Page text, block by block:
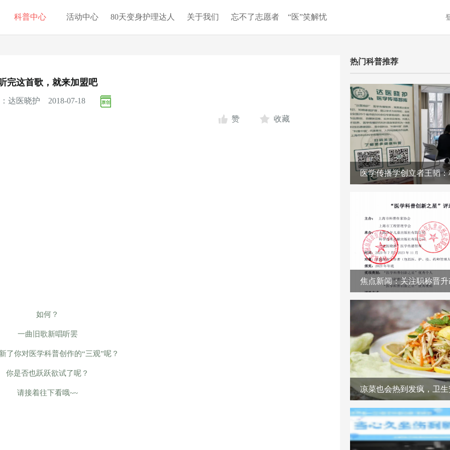
科普中心 活动中心 80天变身护理达人 关于我们 忘不了志愿者 “医”笑解忧
完这首歌，就来加盟吧
达医晓护 2018-07-18
收藏
赞
如何？
一曲旧歌新唱听罢
了你对医学科普创作的“三观”呢？
你是否也跃跃欲试了呢？
请接着往下看哦~~
热门科普推荐
医学传播学创立者王韬
凉菜也会热到发疯，卫